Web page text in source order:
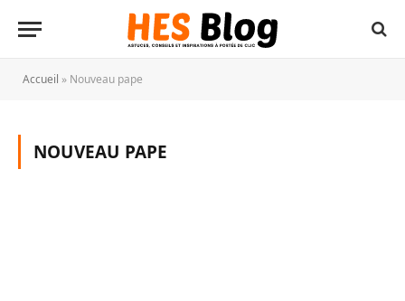
Accueil » Nouveau pape
NOUVEAU PAPE